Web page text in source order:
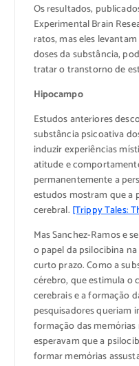
Os resultados,
Experimental Brain
ratos, mas eles
doses da substância,
tratar o transtorno de
Hipocampo
Estudos anteriores
substância psicoativa
induzir experiências
atitude e
permanentemente a
estudos mostram que a
cerebral. [Trippy Tales:
Mas Sanchez-Ramos e
o papel da psilocibina
curto prazo. Como a
cérebro, que estimula o
cerebrais e a formação
pesquisadores queriam
formação das memórias
esperavam que a
formar memórias